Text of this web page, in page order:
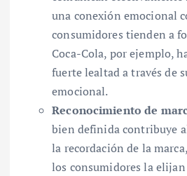
una conexión emocional
consumidores tienden a
Coca-Cola, por ejemplo,
fuerte lealtad a través de
emocional.
Reconocimiento de
bien definida contribuye
la recordación de la
los consumidores la